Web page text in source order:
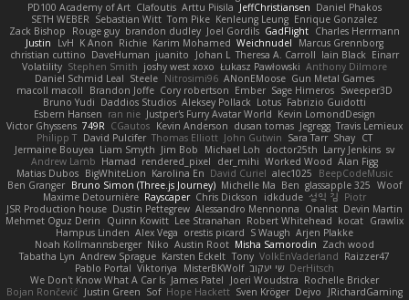
PD100 Academy of Art Clafoutis Arttu Piisila JeffChristiansen Daniel Phakos
SETH WEBER Sebastian Witt Tom Pike Kenleung Leung Enrique Gonzalez
Zack Bishop
Rouge guy brandon dudley Joel Gordils GadFlight Charles Herrmann
Justin
LvH K Anon Richie Karim Mohamed Weichnudel
Marcus Grennborg
christian cuttino DaveHuman juanito Johan L Theresa A. Carroll Iain Black Einarr
Volatility Stephen Smith joshy west xoxo Łukasz Pawłowski Anthony Dilmore
Daniel Schmid Leal Steele Nitrosimi96 ANonEMoose Gun Metal Games
macoll macoll
Brandon Joffe Cory robertson Ember Sage Himeros Sweeper3D
Bruno Yudi Daddios Studios Aleksey Pollack Lotus Fabrizio Guidotti
Esbern Hansen ran nie Justper's Furry Avatar World Kevin LomondDesign
Victor Ghyssens 749R CGautos Kevin Anderson dusan tomas Jegregg Travis Lemieux
Philipp T David Pulcifer Thomas Elliott John Gutwin Sara Tarr Shay CT
Jermaine Bouyea Liam Smyth Jim Bob Michael Loh doctor25th Larry Jenkins sv
Andrew Lamb Hamad rendered_pixel der_mihi Worked Wood Alan Figg
Matias Dubos BigWhiteLion Karolina En David Curiel alec1025
BeepCodeMusic
Ben Granger Bruno Simon (Three.js Journey) Michelle Ma Ben glassapple 325 Woof
Maxime Detournière Rayscaper Chris Dickson idkdude 성익 김 Piotr
JSR Production house Dustin Pettegrew Alessandro Mennonna Onalist Devin Martin
Mehmet Oguz Derin
Quinn Kowitt Lee Stranahan Robert Whitehead kocat Grawlix
Hampus Linden Alex Vega orestis picard S Waugh Arjen Plakke
Noah Kollmannsberger Niko Austin Root Misha Samorodin Zach wood
Tabatha Lyn Andrew Sprague Karsten Eckelt Tony VolkEnVaderland Raizzer47
Pablo Portal Viktoriya MisterBKWolf שי יעקוב DerHitsch
We Don't Know What A Car Is James Patel Joeri Woudstra Rochelle Bricker
Bojan Rončević Justin Green Sof Hope Hackett Sven Kröger Dejvo
JRichardGaming